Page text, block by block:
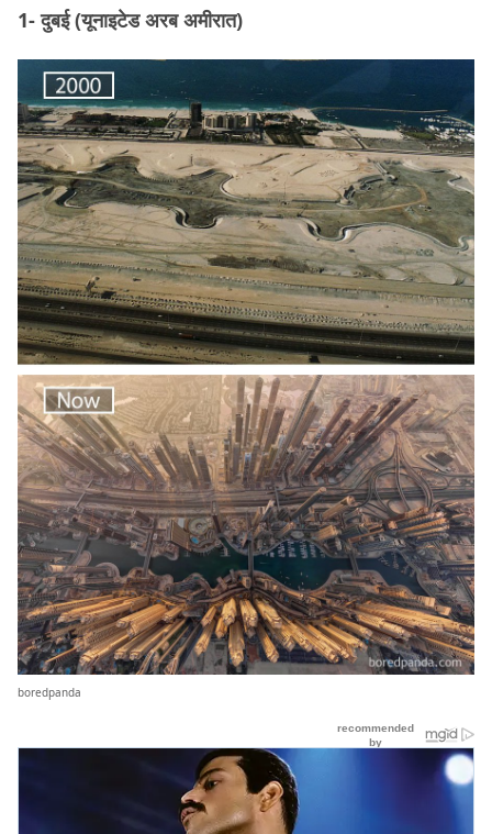
1- दुबई (यूनाइटेड अरब अमीरात)
boredpanda